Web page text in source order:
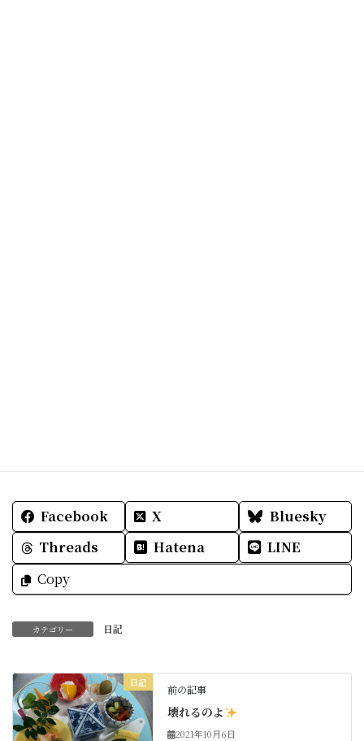
Facebook X
Bluesky
Threads
Hatena
LINE
Copy
カテゴリー 日記
日記
前の記事
壊れるのよ
2021年10月6日